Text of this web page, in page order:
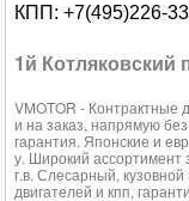
КПП: +7(495)226-
1й Котляковский
VMOTOR - Контрактные
и на заказ, напрямую
гарантия. Японские и
у. Широкий ассортимент
г.в. Слесарный,
двигателей и кпп,